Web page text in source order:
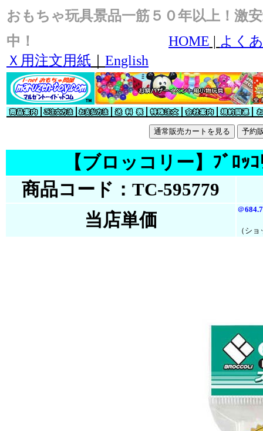
おもちゃ玩具景品一筋５０年以上！激
中！
HOME | よく
Ｘ用注文用紙
English
【ブロッコリー】ﾌﾞﾛｯ
商品コード：TC-595779
当店単価
＠
（シ